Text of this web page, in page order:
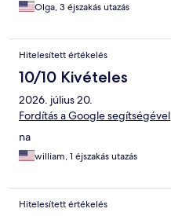
Olga, 3 éjszakás utazás
Hitelesített értékelés
10/10 Kivételes
2026. július 20.
Fordítás a Google segítségével
na
william, 1 éjszakás utazás
Hitelesített értékelés